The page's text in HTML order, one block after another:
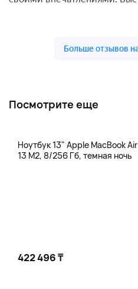
Посмотрите еще
Ноутбук 13" Apple MacBook Air
13 M2, 8/256 Гб, темная ночь
422 496 ₸